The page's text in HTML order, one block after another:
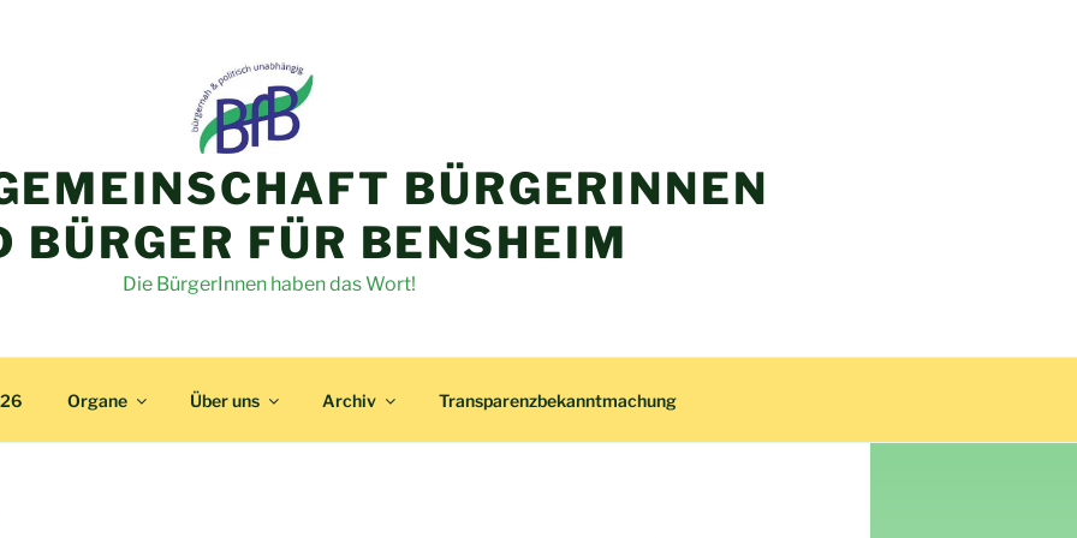
BÜRGERINNEN
BÜRGER FÜR BENSHEIM
Die BürgerInnen haben das Wort!
Organe Über uns Archiv Transparenzbekanntmachung